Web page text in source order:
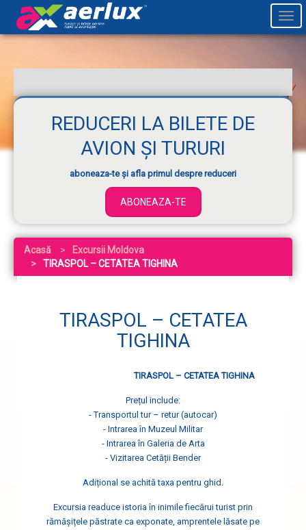
REDUCERI LA BILETE DE
AVION ȘI TURURI
aboneaza-te și afla primul despre reduceri
ABONEAZA-TE
Acasă
Excursii Moldova
TIRASPOL – CETATEA TIGHINA
TIRASPOL – CETATEA
TIGHINA
TIRASPOL – CETATEA TIGHINA
Prețul include:
- Transportul tur – retur (autocar)
- Intrarea în Muzeul Militar
- Intrarea în Galeria de Arta
- Vizitarea Cetății Bender
Adițional se achită taxa pentru ghid.
Excursia readuce istoria în inimile fiecărui turist prin
rămășițele păstrate ca exponate, amprentele lăsate pe